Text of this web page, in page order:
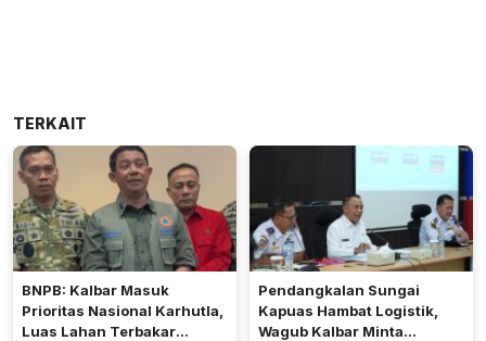
TERKAIT
BNPB: Kalbar Masuk
Prioritas Nasional Karhutla,
Luas Lahan Terbakar
Pendangkalan Sungai
Kapuas Hambat Logistik,
Wagub Kalbar Minta